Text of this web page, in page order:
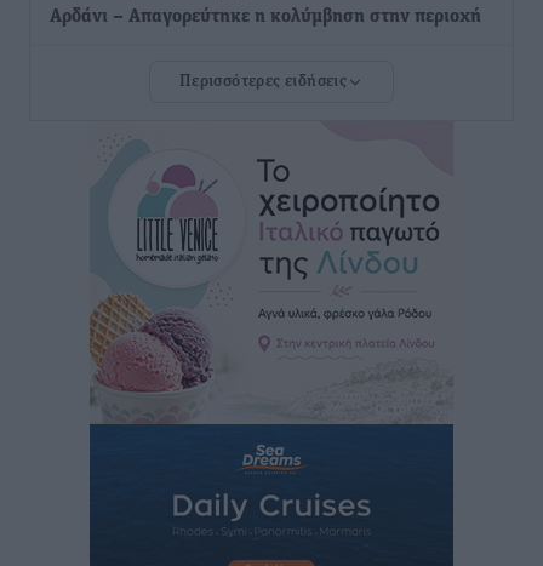
Αρδάνι – Απαγορεύτηκε η κολύμβηση στην περιοχή
εφησυχασμού» – Σε πλήρη ετοιμότητα ο μηχανισμός
πριν 6 ώρες
Καιρός: Επιμένουν οι υψηλές θερμοκρασίες – Ισχυρά
μελτέμια έως 9 μποφόρ, σε «Red Code» 6 περιοχές
Τοπικές Ειδήσεις πριν 6 ώρες
Τα φοιτητικά ενοίκια «τινάζουν στον αέρα» τους
οικογενειακούς προϋπολογισμούς
Ειδήσεις• πριν 6 ώρες
Δυνάμεις στη νήσο Ρω
Περισσότερες ειδήσεις